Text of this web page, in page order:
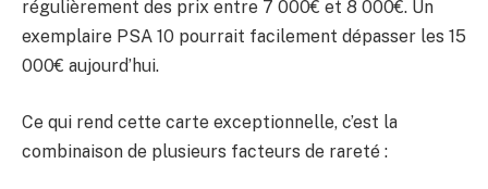
régulièrement des prix entre 7 000€ et 8 000€. Un
exemplaire PSA 10 pourrait facilement dépasser les 15
000€ aujourd’hui.
Ce qui rend cette carte exceptionnelle, c’est la
combinaison de plusieurs facteurs de rareté :